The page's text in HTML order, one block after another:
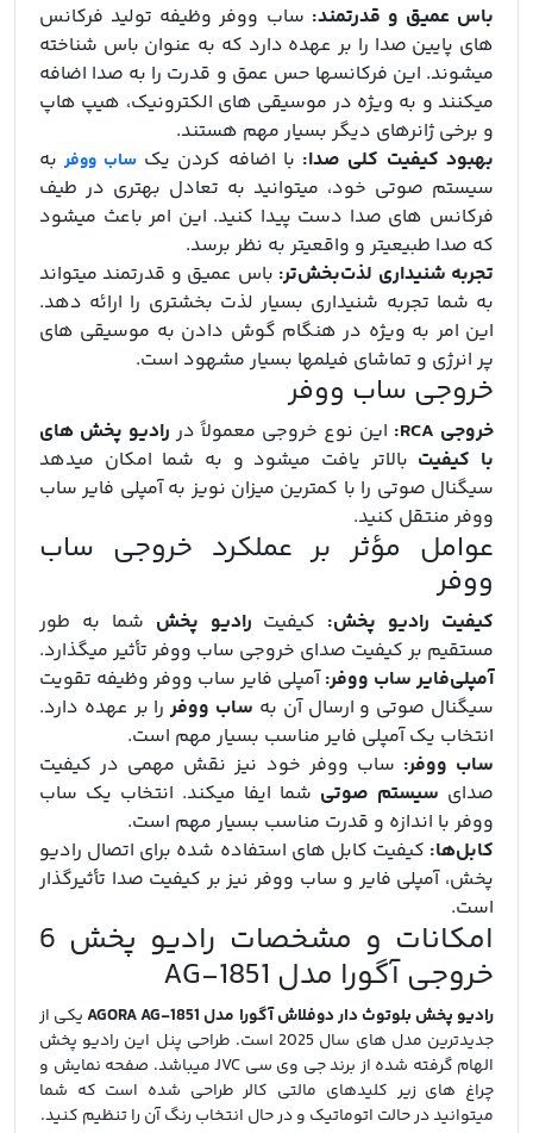
باس عمیق و قدرتمند: ساب ووفر وظیفه تولید فرکانس‌
های پایین صدا را بر عهده دارد که به عنوان باس شناخته
میشوند. این فرکانسها حس عمق و قدرت را به صدا اضافه
میکنند و به ویژه در موسیقی‌ های الکترونیک، هیپ هاپ
و برخی ژانرهای دیگر بسیار مهم هستند.
بهبود کیفیت کلی صدا: با اضافه کردن یکساب ووفربه
سیستم صوتی خود، میتوانید به تعادل بهتری در طیف
فرکانس‌ های صدا دست پیدا کنید. این امر باعث میشود
که صدا طبیعیتر و واقعیتر به نظر برسد.
تجربه شنیداری لذت‌بخش‌تر: باس عمیق و قدرتمند میتواند
به شما تجربه شنیداری بسیار لذت‌ بخشتری را ارائه دهد.
این امر به ویژه در هنگام گوش دادن به موسیقی‌ های
پر انرژی و تماشای فیلمها بسیار مشهود است.
خروجی ساب ووفر
خروجی RCA: این نوع خروجی معمولاً در رادیو پخش‌ های
با کیفیت بالاتر یافت میشود و به شما امکان میدهد
سیگنال صوتی را با کمترین میزان نویز به آمپلی‌ فایر ساب
ووفر منتقل کنید.
عوامل مؤثر بر عملکرد خروجی ساب
ووفر
کیفیت رادیو پخش: کیفیت رادیو پخش شما به طور
مستقیم بر کیفیت صدای خروجی ساب ووفر تأثیر میگذارد.
آمپلی‌فایر ساب ووفر:آمپلی‌ فایر ساب ووفر وظیفه تقویت
سیگنال صوتی و ارسال آن به ساب ووفررا بر عهده دارد.
انتخاب یک آمپلی‌ فایر مناسب بسیار مهم است.
ساب ووفر: ساب ووفر خود نیز نقش مهمی در کیفیت
صدای سیستم صوتی شما ایفا میکند. انتخاب یک ساب
ووفر با اندازه و قدرت مناسب بسیار مهم است.
کابل‌ها: کیفیت کابل‌ های استفاده شده برای اتصال رادیو
پخش، آمپلی‌ فایر و ساب ووفر نیز بر کیفیت صدا تأثیرگذار
است.
امکانات و مشخصات رادیو پخش 6
خروجی آگورا مدل AG-1851
رادیو پخش بلوتوث دار دوفلاش آگورا مدل AGORA AG-1851
یکی از
جدیدترین مدل های سال 2025 است. طراحی پنل این رادیو پخش
الهام گرفته شده از برند جی وی سی JVC میباشد. صفحه نمایش و
چراغ های زیر کلیدهای مالتی کالر طراحی شده است که شما
میتوانید در حالت اتوماتیک و در حال انتخاب رنگ آن را تنظیم کنید.